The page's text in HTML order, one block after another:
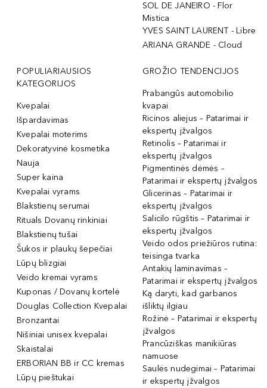
SOL DE JANEIRO - Flor
Mistica
YVES SAINT LAURENT - Libre
ARIANA GRANDE - Cloud
POPULIARIAUSIOS
KATEGORIJOS
Kvepalai
Išpardavimas
Kvepalai moterims
Dekoratyvinė kosmetika
Nauja
Super kaina
Kvepalai vyrams
Blakstienų serumai
Rituals Dovanų rinkiniai
Blakstienų tušai
Šukos ir plaukų šepečiai
Lūpų blizgiai
Veido kremai vyrams
Kuponas / Dovanų kortelė
Douglas Collection Kvepalai
Bronzantai
Nišiniai unisex kvepalai
Skaistalai
ERBORIAN BB ir CC kremas
Lūpų pieštukai
GROŽIO TENDENCIJOS
Prabangūs automobilio
kvapai
Ricinos aliejus – Patarimai ir
ekspertų įžvalgos
Retinolis – Patarimai ir
ekspertų įžvalgos
Pigmentinės dėmės –
Patarimai ir ekspertų įžvalgos
Glicerinas – Patarimai ir
ekspertų įžvalgos
Salicilo rūgštis – Patarimai ir
ekspertų įžvalgos
Veido odos priežiūros rutina:
teisinga tvarka
Antakių laminavimas –
Patarimai ir ekspertų įžvalgos
Ką daryti, kad garbanos
išliktų ilgiau
Rožinė – Patarimai ir ekspertų
įžvalgos
Prancūziškas manikiūras
namuose
Saulės nudegimai – Patarimai
ir ekspertų įžvalgos